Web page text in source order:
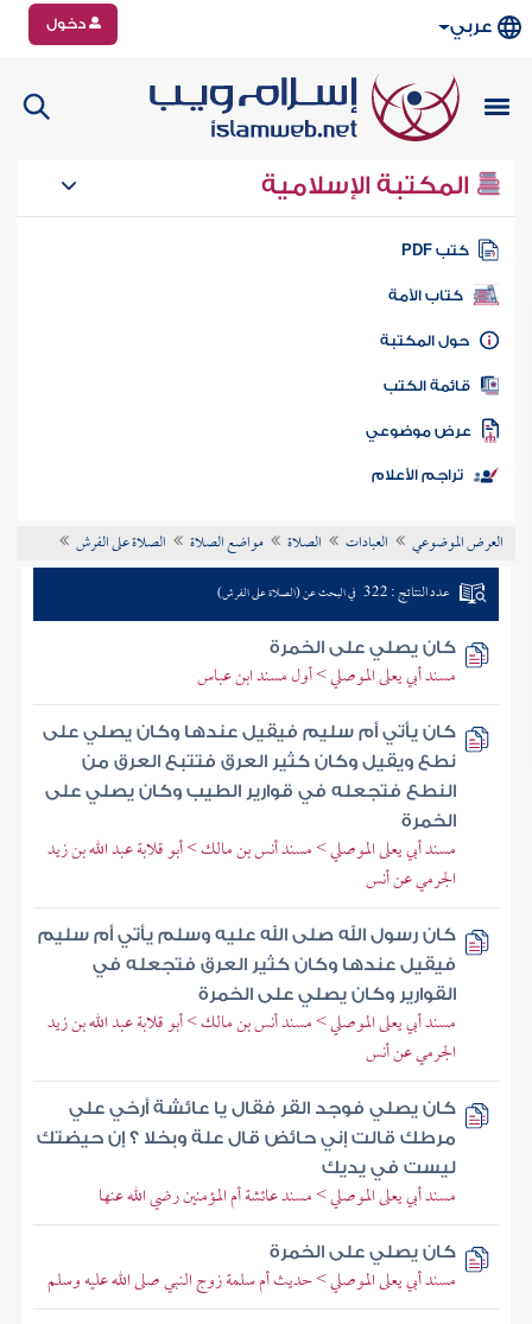
عربي دخول
المكتبة الإسلامية
كتب PDF
كتاب الأمة
المكتبة
الكتب
موضوعي
تراجم الأعلام
العرض الموضوعي العبادات الصلاة مواضع الصلاة الصلاة على الفرش
عدد النتائج : 322 في البحث عن (الصلاة على الفرش)
كان يصلي على الخمرة
مسند أبي يعلى الموصلي > أول مسند ابن عباس
كان يأتي أم سليم فيقيل عندها وكان يصلي على
نطع ويقيل وكان كثير العرق فتتبع العرق من
النطع فتجعله في قوارير الطيب وكان يصلي على
الخمرة
مسند أبي يعلى الموصلي > مسند أنس بن مالك > أبو قلابة عبد الله بن زيد
الجرمي عن أنس
كان رسول الله صلى الله عليه وسلم يأتي أم سليم
فيقيل عندها وكان كثير العرق فتجعله في
القوارير وكان يصلي على الخمرة
مسند أبي يعلى الموصلي > مسند أنس بن مالك > أبو قلابة عبد الله بن زيد
الجرمي عن أنس
كان يصلي فوجد القر فقال يا عائشة أرخي علي
مرطك قالت إني حائض قال علة وبخلا ؟ إن حيضتك
ليست في يديك
مسند أبي يعلى الموصلي > مسند عائشة أم المؤمنين رضي الله عنها
كان يصلي على الخمرة
مسند أبي يعلى الموصلي > حديث أم سلمة زوج النبي صلى الله عليه وسلم